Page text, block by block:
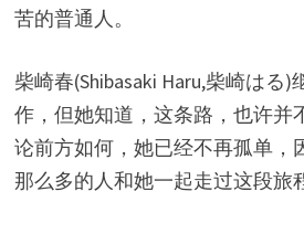
苦的普通人。
柴崎春(Shibasaki Haru,柴崎はる
作，但她知道，这条路，也许并
论前方如何，她已经不再孤单，
那么多的人和她一起走过这段旅